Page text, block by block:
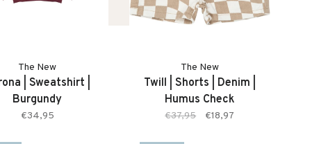
The New
| Sweatshirt |
Burgundy
€34,95
The New
Twill | Shorts | Denim |
Humus Check
€37,95 €18,97